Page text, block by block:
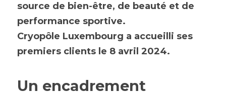
source de bien-être, de beauté et de
performance sportive.
Cryopôle Luxembourg a accueilli ses
premiers clients le 8 avril 2024.
Un encadrement